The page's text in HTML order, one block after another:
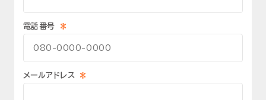
*
電話番号
*
メールアドレス